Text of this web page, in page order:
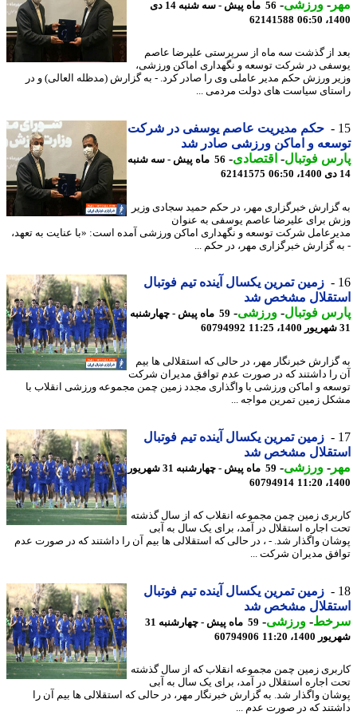
-ورزشی-
56 ماه پیش - سه شنبه 14 دی
62141588
از گذشت سه ماه از سرپرستی علیرضا عاصم
در شرکت توسعه و نگهداری اماکن ورزشی،
ورزش حکم مدیر عاملی وی را صادر کرد. - به گزارش (مدظله العالی) و در
سیاست های دولت مردمی ...
حکم مدیریت عاصم یوسفی در شرکت
و اماکن ورزشی صادر شد
فوتبال-اقتصادی-
56 ماه پیش - سه شنبه
62141575
خبرگزاری مهر، در حکم حمید سجادی وزیر
برای علیرضا عاصم یوسفی به عنوان
شرکت توسعه و نگهداری اماکن ورزشی آمده است: «با عنایت به تعهد،
گزارش خبرگزاری مهر، در حکم ...
زمین تمرین یکسال آینده تیم فوتبال
مشخص شد
فوتبال-ورزشی-
59 ماه پیش - چهارشنبه
60794992
خبرنگار مهر، در حالی که استقلالی ها بیم
داشتند که در صورت عدم توافق مدیران شرکت
و اماکن ورزشی با واگذاری مجدد زمین چمن مجموعه ورزشی انقلاب با
زمین تمرین مواجه ...
زمین تمرین یکسال آینده تیم فوتبال
مشخص شد
-ورزشی-
59 ماه پیش - چهارشنبه 31 شهریور
60794914
زمین چمن مجموعه انقلاب که از سال گذشته
اجاره استقلال در آمد، برای یک سال به آبی
واگذار شد. - ، در حالی که استقلالی ها بیم آن را داشتند که در صورت عدم
مدیران شرکت ...
زمین تمرین یکسال آینده تیم فوتبال
مشخص شد
-ورزشی-
59 ماه پیش - چهارشنبه 31
11:20
60794906
زمین چمن مجموعه انقلاب که از سال گذشته
اجاره استقلال در آمد، برای یک سال به آبی
واگذار شد. به گزارش خبرنگار مهر، در حالی که استقلالی ها بیم آن را
که در صورت عدم ...